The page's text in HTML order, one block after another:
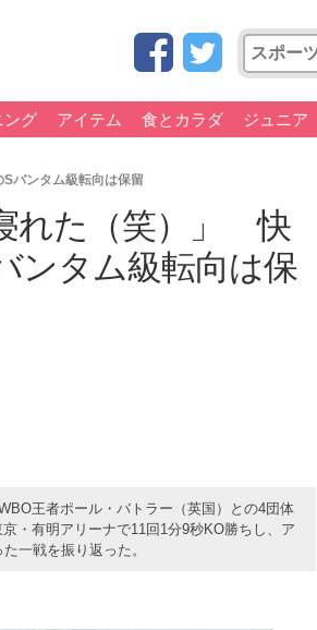
ング アイテム 食とカラダ ジュニア
バンタム級転向は保留
れた（笑）」 快
ンタム級転向は保
王者ポール・バトラー（英国）との4団体
・有明アリーナで11回1分9秒KO勝ちし、ア
一戦を振り返った。